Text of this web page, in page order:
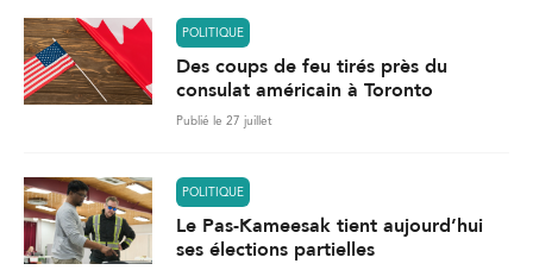
POLITIQUE
Des coups de feu tirés près du
consulat américain à Toronto
Publié le 27 juillet
POLITIQUE
Le Pas-Kameesak tient aujourd’hui
ses élections partielles